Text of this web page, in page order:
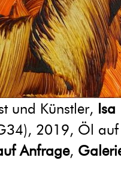
und Künstler, Isa
2019, Öl
Anfrage,